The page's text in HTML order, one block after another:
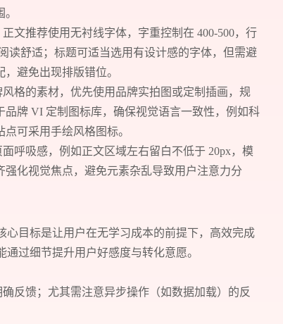
预约我们的数字化专家
1v1为您提供服务
我们将为您提供量身定制的个性化服务，包括竞品观察，行业数
文推荐使用无衬线字体，字重控制在 400-500，行
读舒适；标题可适当选用有设计感的字体，但需避
避免出现排版错位。
格的素材，优先使用品牌实拍图或定制插画，规
牌 VI 定制图标库，确保视觉语言一致性，例如科
可采用手绘风格图标。
呼吸感，例如正文区域左右留白不低于 20px，模
化视觉焦点，避免元素杂乱导致用户注意力分
心目标是让用户在无学习成本的前提下，高效完成
过细节提升用户好感度与转化意愿。
反馈；尤其需注意异步操作（如数据加载）的反